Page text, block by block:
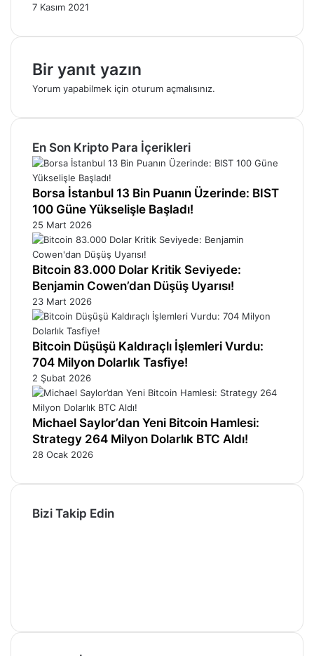
7 Kasım 2021
Bir yanıt yazın
Yorum yapabilmek için oturum açmalısınız.
En Son Kripto Para İçerikleri
Borsa İstanbul 13 Bin Puanın Üzerinde: BIST
100 Güne Yükselişle Başladı!
25 Mart 2026
Bitcoin 83.000 Dolar Kritik Seviyede:
Benjamin Cowen’dan Düşüş Uyarısı!
23 Mart 2026
Bitcoin Düşüşü Kaldıraçlı İşlemleri Vurdu:
704 Milyon Dolarlık Tasfiye!
2 Şubat 2026
Michael Saylor’dan Yeni Bitcoin Hamlesi:
Strategy 264 Milyon Dolarlık BTC Aldı!
28 Ocak 2026
Bizi Takip Edin